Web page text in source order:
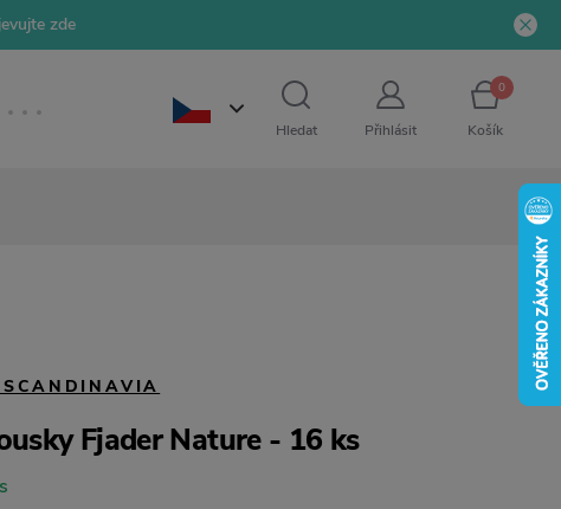
zde
Hledat Přihlásit
0
Košík
SCANDINAVIA
Fjader Nature - 16 ks